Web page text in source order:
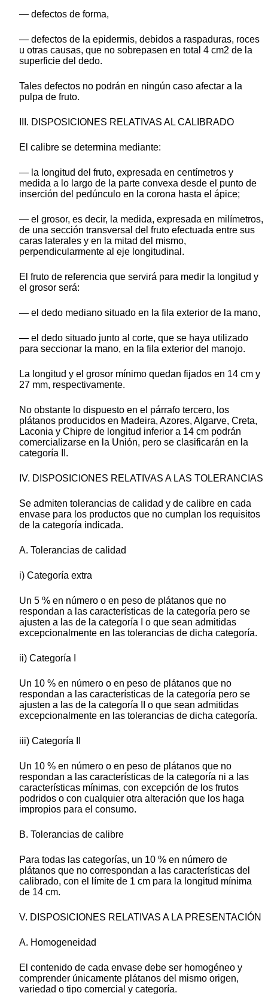
— defectos de forma,
— defectos de la epidermis, debidos a raspaduras, roces
u otras causas, que no sobrepasen en total 4 cm2 de la
superficie del dedo.
Tales defectos no podrán en ningún caso afectar a la
pulpa de fruto.
III. DISPOSICIONES RELATIVAS AL CALIBRADO
El calibre se determina mediante:
— la longitud del fruto, expresada en centímetros y
medida a lo largo de la parte convexa desde el punto de
inserción del pedúnculo en la corona hasta el ápice;
— el grosor, es decir, la medida, expresada en milímetros,
de una sección transversal del fruto efectuada entre sus
caras laterales y en la mitad del mismo,
perpendicularmente al eje longitudinal.
El fruto de referencia que servirá para medir la longitud y
el grosor será:
— el dedo mediano situado en la fila exterior de la mano,
— el dedo situado junto al corte, que se haya utilizado
para seccionar la mano, en la fila exterior del manojo.
La longitud y el grosor mínimo quedan fijados en 14 cm y
27 mm, respectivamente.
No obstante lo dispuesto en el párrafo tercero, los
plátanos producidos en Madeira, Azores, Algarve, Creta,
Laconia y Chipre de longitud inferior a 14 cm podrán
comercializarse en la Unión, pero se clasificarán en la
categoría II.
IV. DISPOSICIONES RELATIVAS A LAS TOLERANCIAS
Se admiten tolerancias de calidad y de calibre en cada
envase para los productos que no cumplan los requisitos
de la categoría indicada.
A. Tolerancias de calidad
i) Categoría extra
Un 5 % en número o en peso de plátanos que no
respondan a las características de la categoría pero se
ajusten a las de la categoría I o que sean admitidas
excepcionalmente en las tolerancias de dicha categoría.
ii) Categoría I
Un 10 % en número o en peso de plátanos que no
respondan a las características de la categoría pero se
ajusten a las de la categoría II o que sean admitidas
excepcionalmente en las tolerancias de dicha categoría.
iii) Categoría II
Un 10 % en número o en peso de plátanos que no
respondan a las características de la categoría ni a las
características mínimas, con excepción de los frutos
podridos o con cualquier otra alteración que los haga
impropios para el consumo.
B. Tolerancias de calibre
Para todas las categorías, un 10 % en número de
plátanos que no correspondan a las características del
calibrado, con el límite de 1 cm para la longitud mínima
de 14 cm.
V. DISPOSICIONES RELATIVAS A LA PRESENTACIÓN
A. Homogeneidad
El contenido de cada envase debe ser homogéneo y
comprender únicamente plátanos del mismo origen,
variedad o tipo comercial y categoría.